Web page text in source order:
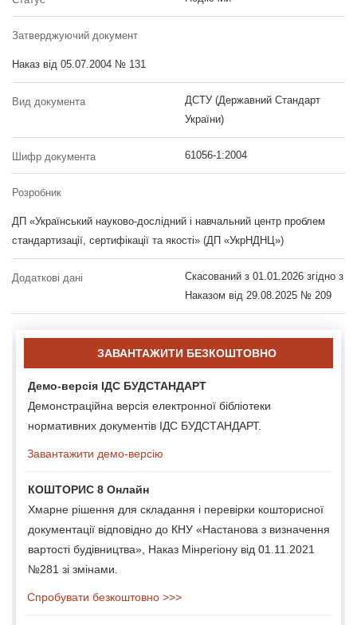
Затверджуючий документ
Наказ від 05.07.2004 № 131
Вид документа
ДСТУ (Державний Стандарт
України)
Шифр документа 61056-1:2004
Розробник
ДП «Український науково-дослідний і навчальний центр проблем
стандартизації, сертифікації та якості» (ДП «УкрНДНЦ»)
Додаткові дані
Скасований з 01.01.2026 згідно з
Наказом від 29.08.2025 № 209
ЗАВАНТАЖИТИ БЕЗКОШТОВНО
Демо-версія ІДС БУДСТАНДАРТ
Демонстраційна версія електронної бібліотеки
нормативних документів ІДС БУДСТАНДАРТ.
Завантажити демо-версію
КОШТОРИС 8 Онлайн
Хмарне рішення для складання і перевірки кошторисної
документації відповідно до КНУ «Настанова з визначення
вартості будівництва», Наказ Мінрегіону від 01.11.2021
№281 зі змінами.
Спробувати безкоштовно >>>